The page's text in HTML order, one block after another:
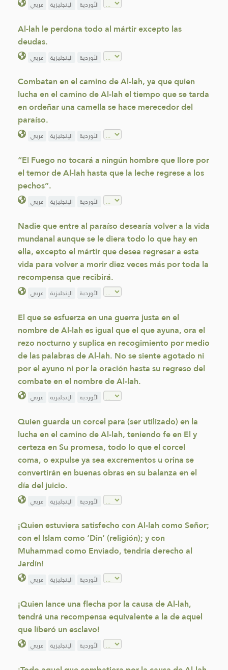
عربي الإنجليزية الأوردية
Al-lah le perdona todo al mártir excepto las
deudas.
عربي الإنجليزية الأوردية
Combatan en el camino de Al-lah, ya que quien
lucha en el camino de Al-lah el tiempo que se tarda
en ordeñar una camella se hace merecedor del
paraíso.
عربي الإنجليزية الأوردية
“El Fuego no tocará a ningún hombre que llore por
el temor de Al-lah hasta que la leche regrese a los
pechos”.
عربي الإنجليزية الأوردية
Nadie que entre al paraíso desearía volver a la vida
mundanal aunque se le diera todo lo que hay en
ella, excepto el mártir que desea regresar a esta
vida para volver a morir diez veces más por toda la
recompensa que recibirá.
عربي الإنجليزية الأوردية
El que se esfuerza en una guerra justa en el
nombre de Al-lah es igual que el que ayuna, ora el
rezo nocturno y suplica en recogimiento por medio
de las palabras de Al-lah. No se siente agotado ni
por el ayuno ni por la oración hasta su regreso del
combate en el nombre de Al-lah.
عربي الإنجليزية الأوردية
Quien guarda un corcel para (ser utilizado) en la
lucha en el camino de Al-lah, teniendo fe en El y
certeza en Su promesa, todo lo que el corcel
coma, o expulse ya sea excrementos u orina se
convertirán en buenas obras en su balanza en el
día del juicio.
عربي الإنجليزية الأوردية
¡Quien estuviera satisfecho con Al-lah como Señor;
con el Islam como ‘Din’ (religión); y con
Muhammad como Enviado, tendría derecho al
Jardín!
عربي الإنجليزية الأوردية
¡Quien lance una flecha por la causa de Al-lah,
tendrá una recompensa equivalente a la de aquel
que liberó un esclavo!
عربي الإنجليزية الأوردية